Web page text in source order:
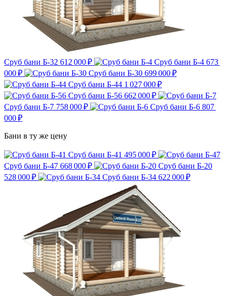
Сруб бани Б-32 612 000 ₽ Сруб бани Б-4 673
000 ₽
Сруб бани Б-30 699 000 ₽
Сруб бани Б-44 1 027 000 ₽
Сруб бани Б-56 662 000 ₽
Сруб бани Б-7 758 000 ₽ Сруб бани Б-6 807
000 ₽
Бани в ту же цену
Сруб бани Б-41 495 000 ₽
Сруб бани Б-47 668 000 ₽
Сруб бани Б-20
528 000 ₽
Сруб бани Б-34 622 000 ₽